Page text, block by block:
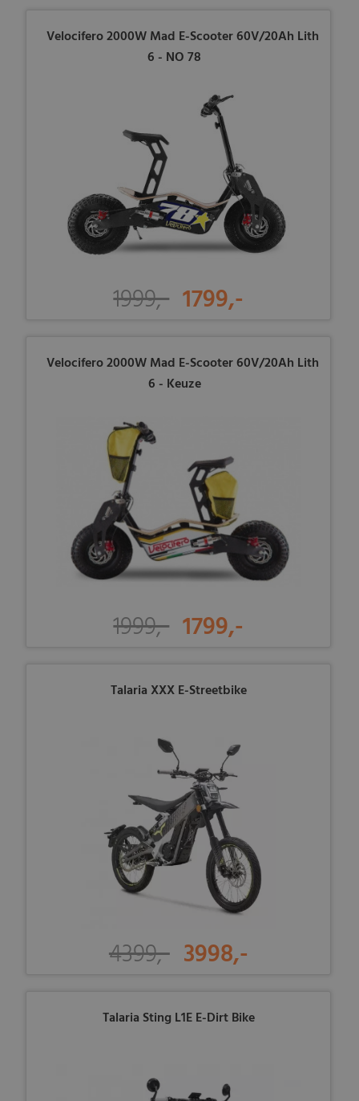
Velocifero 2000W Mad E-Scooter 60V/20Ah Lith
6 - NO 78
1999,- 1799,-
Velocifero 2000W Mad E-Scooter 60V/20Ah Lith
6 - Keuze
1999,- 1799,-
Talaria XXX E-Streetbike
4399,- 3998,-
Talaria Sting L1E E-Dirt Bike